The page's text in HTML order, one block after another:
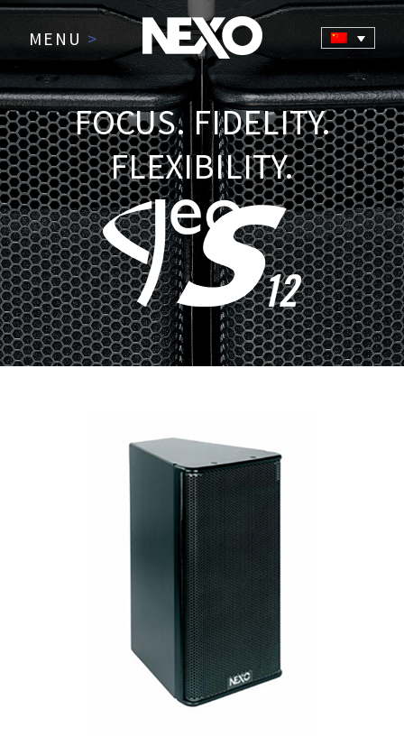
MENU >
FOCUS. FIDELITY.
FLEXIBILITY.